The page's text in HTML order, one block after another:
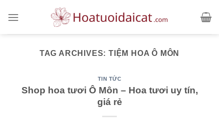
TAG ARCHIVES: TIỆM HOA Ô MÔN
TIN TỨC
Shop hoa tươi Ô Môn – Hoa tươi uy tín,
giá rẻ